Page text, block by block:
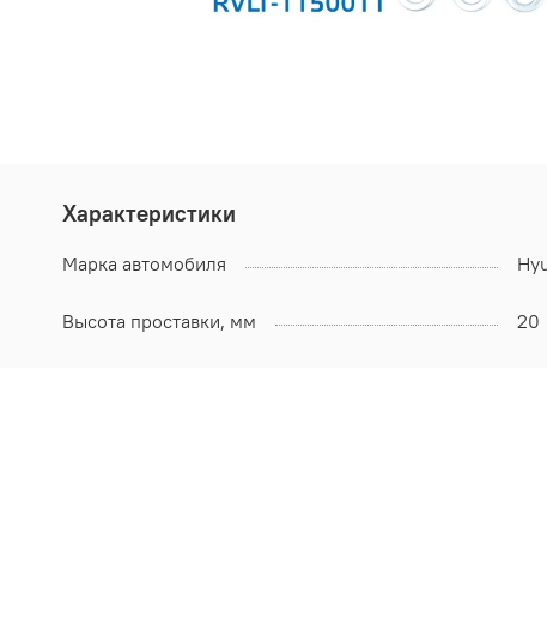
Характеристики
Марка автомобиля
Высота проставки, мм 20